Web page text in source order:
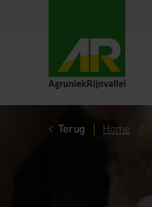
Terug Home